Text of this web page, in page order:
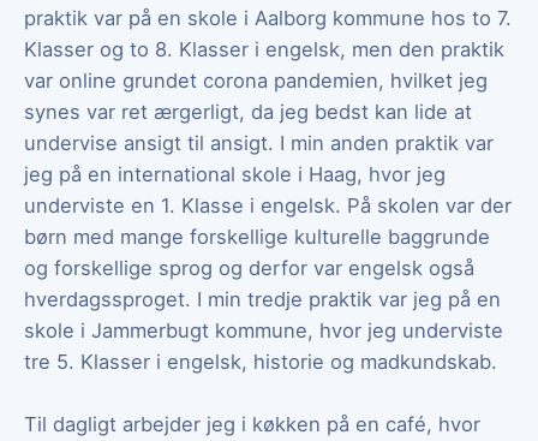
praktik var på en skole i Aalborg kommune hos to 7.
Klasser og to 8. Klasser i engelsk, men den praktik
var online grundet corona pandemien, hvilket jeg
synes var ret ærgerligt, da jeg bedst kan lide at
undervise ansigt til ansigt. I min anden praktik var
jeg på en international skole i Haag, hvor jeg
underviste en 1. Klasse i engelsk. På skolen var der
børn med mange forskellige kulturelle baggrunde
og forskellige sprog og derfor var engelsk også
hverdagssproget. I min tredje praktik var jeg på en
skole i Jammerbugt kommune, hvor jeg underviste
tre 5. Klasser i engelsk, historie og madkundskab.
Til dagligt arbejder jeg i køkken på en café, hvor